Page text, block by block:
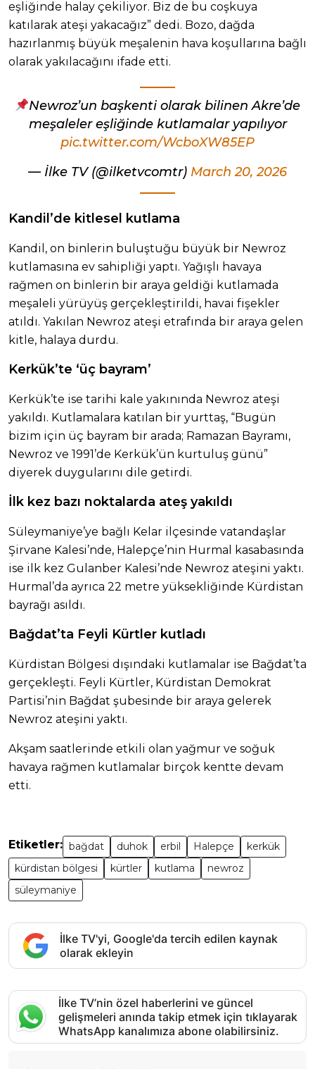
eşliğinde halay çekiliyor. Biz de bu coşkuya
katılarak ateşi yakacağız” dedi. Bozo, dağda
hazırlanmış büyük meşalenin hava koşullarına bağlı
olarak yakılacağını ifade etti.
Newroz’un başkenti olarak bilinen Akre’de
meşaleler eşliğinde kutlamalar yapılıyor
pic.twitter.com/WcboXW85EP
— İlke TV (@ilketvcomtr) March 20, 2026
Kandil’de kitlesel kutlama
Kandil, on binlerin buluştuğu büyük bir Newroz
kutlamasına ev sahipliği yaptı. Yağışlı havaya
rağmen on binlerin bir araya geldiği kutlamada
meşaleli yürüyüş gerçekleştirildi, havai fişekler
atıldı. Yakılan Newroz ateşi etrafında bir araya gelen
kitle, halaya durdu.
Kerkük’te ‘üç bayram’
Kerkük’te ise tarihi kale yakınında Newroz ateşi
yakıldı. Kutlamalara katılan bir yurttaş, “Bugün
bizim için üç bayram bir arada; Ramazan Bayramı,
Newroz ve 1991’de Kerkük’ün kurtuluş günü”
diyerek duygularını dile getirdi.
İlk kez bazı noktalarda ateş yakıldı
Süleymaniye’ye bağlı Kelar ilçesinde vatandaşlar
Şirvane Kalesi’nde, Halepçe’nin Hurmal kasabasında
ise ilk kez Gulanber Kalesi’nde Newroz ateşini yaktı.
Hurmal’da ayrıca 22 metre yüksekliğinde Kürdistan
bayrağı asıldı.
Bağdat’ta Feyli Kürtler kutladı
Kürdistan Bölgesi dışındaki kutlamalar ise Bağdat’ta
gerçekleşti. Feyli Kürtler, Kürdistan Demokrat
Partisi’nin Bağdat şubesinde bir araya gelerek
Newroz ateşini yaktı.
Akşam saatlerinde etkili olan yağmur ve soğuk
havaya rağmen kutlamalar birçok kentte devam
etti.
Etiketler: bağdat duhok erbil Halepçe
kerkük
kürdistan bölgesi
kürtler kutlama
newroz
süleymaniye
İlke TV'yi, Google'da tercih edilen kaynak
olarak ekleyin
İlke TV’nin özel haberlerini ve güncel
gelişmeleri anında takip etmek için tıklayarak
WhatsApp kanalımıza abone olabilirsiniz.